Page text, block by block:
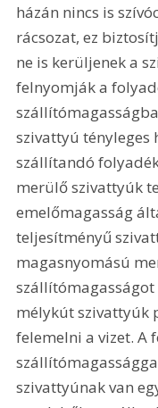
házán nincs is
rácsozat, ez
ne is kerüljenek a
felnyomják a
szivattyú tényleges
szállítandó
merülő szivattyúk
emelőmagasság
teljesítményű
magasnyomású
mélykút szivattyúk
felemelni a vizet. A
szivattyúnak van